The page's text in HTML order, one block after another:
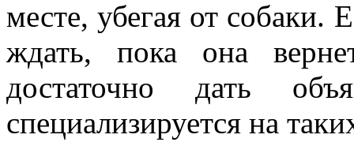
месте, убегая от собаки.
ждать, пока она
достаточно дать
специализируется на